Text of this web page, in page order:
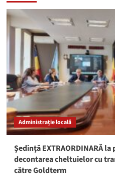
Administrație locală
Ședință EXTRAORDINARĂ
decontarea cheltuielor cu
către Goldterm